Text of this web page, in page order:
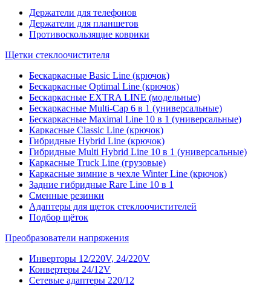
Держатели для телефонов
Держатели для планшетов
Противоскользящие коврики
Щетки стеклоочистителя
Бескаркасные Basic Line (крючок)
Бескаркасные Optimal Line (крючок)
Бескаркасные EXTRA LINE (модельные)
Бескаркасные Multi-Cap 6 в 1 (универсальные)
Бескаркасные Maximal Line 10 в 1 (универсальные)
Каркасные Classic Line (крючок)
Гибридные Hybrid Line (крючок)
Гибридные Multi Hybrid Line 10 в 1 (универсальные)
Каркасные Truck Line (грузовые)
Каркасные зимние в чехле Winter Line (крючок)
Задние гибридные Rare Line 10 в 1
Сменные резинки
Адаптеры для щеток стеклоочистителей
Подбор щёток
Преобразователи напряжения
Инверторы 12/220V, 24/220V
Конвертеры 24/12V
Сетевые адаптеры 220/12